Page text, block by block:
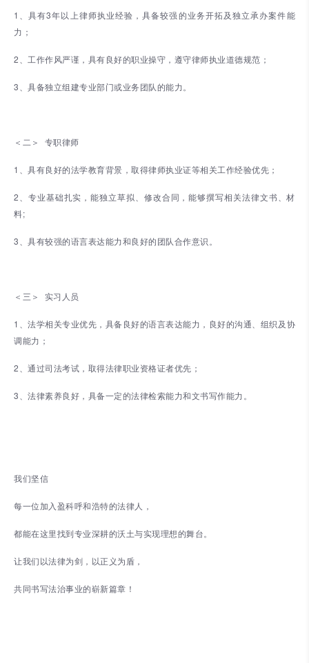
1、具有3年以上律师执业经验，具备较强的业务开拓及独立承办案件能
力；
2、工作作风严谨，具有良好的职业操守，遵守律师执业道德规范；
3、具备独立组建专业部门或业务团队的能力。
＜二＞ 专职律师
1、具有良好的法学教育背景，取得律师执业证等相关工作经验优先；
2、专业基础扎实，能独立草拟、修改合同，能够撰写相关法律文书、材
料;
3、具有较强的语言表达能力和良好的团队合作意识。
＜三＞ 实习人员
1、法学相关专业优先，具备良好的语言表达能力，良好的沟通、组织及协
调能力；
2、通过司法考试，取得法律职业资格证者优先；
3、法律素养良好，具备一定的法律检索能力和文书写作能力。
我们坚信
每一位加入盈科呼和浩特的法律人，
都能在这里找到专业深耕的沃土与实现理想的舞台。
让我们以法律为剑，以正义为盾，
共同书写法治事业的崭新篇章！